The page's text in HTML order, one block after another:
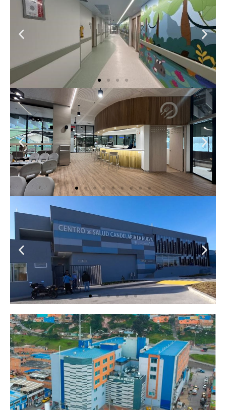
CUIDADO
INTEGRAL
PEDIATRICO
FUNDACION
CARDIO INFANTIL
URGENCIAS
PEDIATRICAS
COMPENSAR
CENTRO MAYOR
CAPS CANDELARIA
LA NUEVA